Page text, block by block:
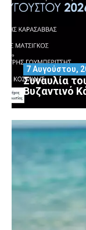
Συναυλία
Βυζαντινό
7 Αυγούστου,